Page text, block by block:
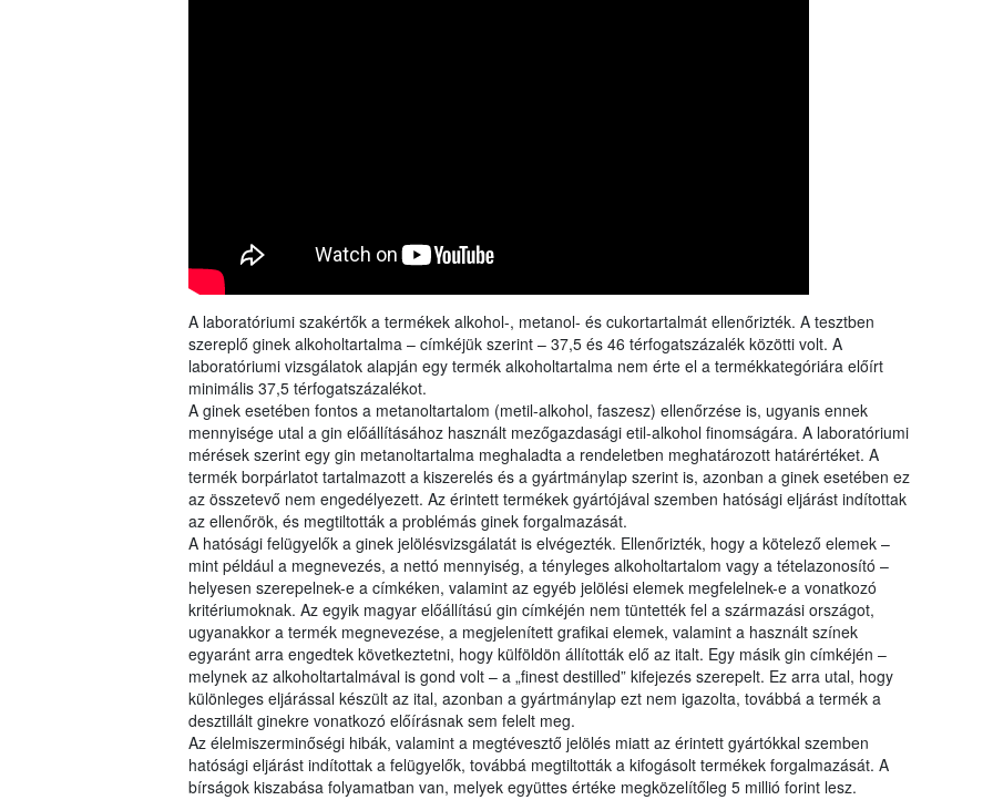
A laboratóriumi szakértők a termékek alkohol-, metanol- és cukortartalmát ellenőrizték. A tesztben
szereplő ginek alkoholtartalma – címkéjük szerint – 37,5 és 46 térfogatszázalék közötti volt. A
laboratóriumi vizsgálatok alapján egy termék alkoholtartalma nem érte el a termékkategóriára előírt
minimális 37,5 térfogatszázalékot.
A ginek esetében fontos a metanoltartalom (metil-alkohol, faszesz) ellenőrzése is, ugyanis ennek
mennyisége utal a gin előállításához használt mezőgazdasági etil-alkohol finomságára. A laboratóriumi
mérések szerint egy gin metanoltartalma meghaladta a rendeletben meghatározott határértéket. A
termék borpárlatot tartalmazott a kiszerelés és a gyártmánylap szerint is, azonban a ginek esetében ez
az összetevő nem engedélyezett. Az érintett termékek gyártójával szemben hatósági eljárást indítottak
az ellenőrök, és megtiltották a problémás ginek forgalmazását.
A hatósági felügyelők a ginek jelölésvizsgálatát is elvégezték. Ellenőrizték, hogy a kötelező elemek –
mint például a megnevezés, a nettó mennyiség, a tényleges alkoholtartalom vagy a tételazonosító –
helyesen szerepelnek-e a címkéken, valamint az egyéb jelölési elemek megfelelnek-e a vonatkozó
kritériumoknak. Az egyik magyar előállítású gin címkéjén nem tüntették fel a származási országot,
ugyanakkor a termék megnevezése, a megjelenített grafikai elemek, valamint a használt színek
egyaránt arra engedtek következtetni, hogy külföldön állították elő az italt. Egy másik gin címkéjén –
melynek az alkoholtartalmával is gond volt – a „finest destilled” kifejezés szerepelt. Ez arra utal, hogy
különleges eljárással készült az ital, azonban a gyártmánylap ezt nem igazolta, továbbá a termék a
desztillált ginekre vonatkozó előírásnak sem felelt meg.
Az élelmiszerminőségi hibák, valamint a megtévesztő jelölés miatt az érintett gyártókkal szemben
hatósági eljárást indítottak a felügyelők, továbbá megtiltották a kifogásolt termékek forgalmazását. A
bírságok kiszabása folyamatban van, melyek együttes értéke megközelítőleg 5 millió forint lesz.